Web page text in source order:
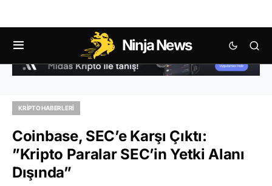
Ninja News
KRIPTO HABERLERI
Coinbase, SEC’e Karşı Çıktı:
”Kripto Paralar SEC’in Yetki Alanı
Dışında”